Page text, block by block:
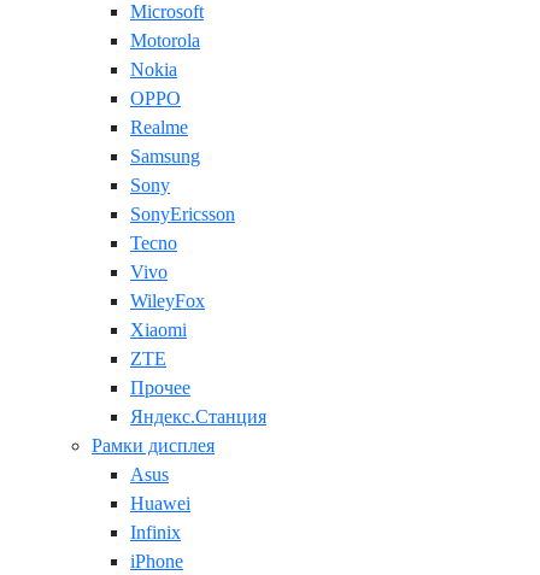
Microsoft
Motorola
Nokia
OPPO
Realme
Samsung
Sony
SonyEricsson
Tecno
Vivo
WileyFox
Xiaomi
ZTE
Прочее
Яндекс.Станция
Рамки дисплея
Asus
Huawei
Infinix
iPhone